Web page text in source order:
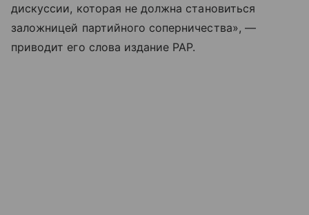
дискуссии, которая не должна становиться
заложницей партийного соперничества», —
приводит его слова издание PAP.